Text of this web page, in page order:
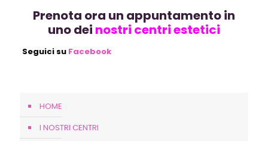
Prenota ora un appuntamento in
uno dei nostri centri estetici
Seguici su Facebook
HOME
I NOSTRI CENTRI